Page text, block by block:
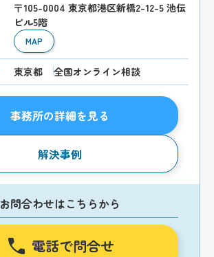
〒105-0004 東京都港区新橋2-12-5 池伝
ビル5階
MAP
東京都 全国オンライン相談
事務所の詳細を見る
解決事例
お問合わせはこちらから
電話で問合せ